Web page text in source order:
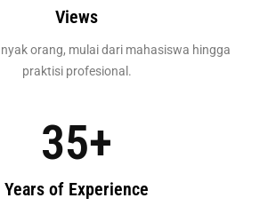
Views
orang, mulai dari mahasiswa hingga
praktisi profesional.
Years of Experience
35+